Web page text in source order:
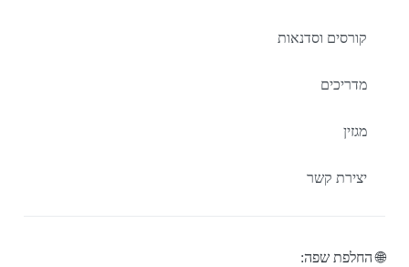
קורסים וסדנאות
מדריכים
מגזין
יצירת קשר
🌐 החלפת שפה: